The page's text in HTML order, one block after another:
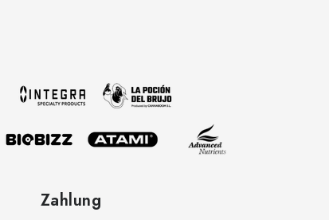
Zahlung